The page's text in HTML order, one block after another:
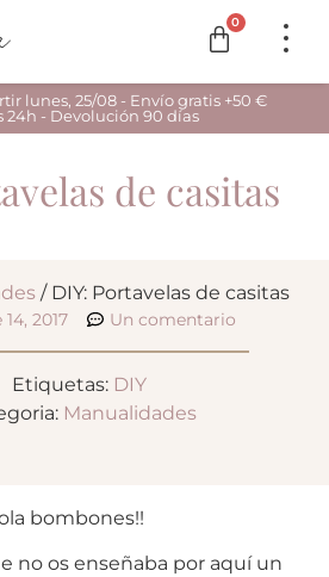
0
lunes, 25/08 - Envío gratis +50 €
24h - Devolución 90 días
de casitas
/ DIY: Portavelas de casitas
2017 Un comentario
Etiquetas: DIY
Manualidades
bombones!!
no os enseñaba por aquí un